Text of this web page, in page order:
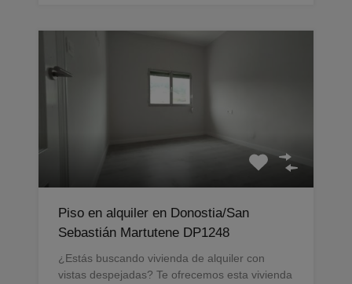
Piso en alquiler en Donostia/San
Sebastián Martutene DP1248
¿Estás buscando vivienda de alquiler con
vistas despejadas? Te ofrecemos esta vivienda